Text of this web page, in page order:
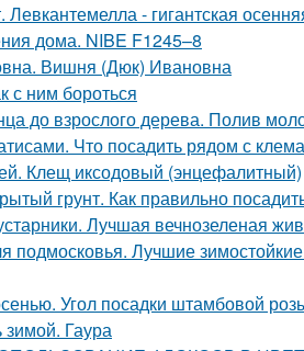
Левкантемелла - гигантская
дома. NIBE F1245–8
Вишня (Дюк) Ивановна
с ним бороться
до взрослого дерева. Полив
Что посадить рядом с
Клещ иксодовый (энцефалитный)
грунт. Как правильно
Лучшая вечнозеленая
подмосковья. Лучшие
Угол посадки штамбовой
зимой. Гаура